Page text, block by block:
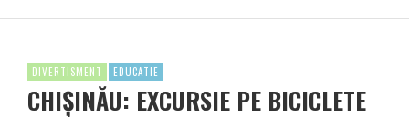
DIVERTISMENT EDUCATIE
CHIȘINĂU: EXCURSIE PE BICICLETE